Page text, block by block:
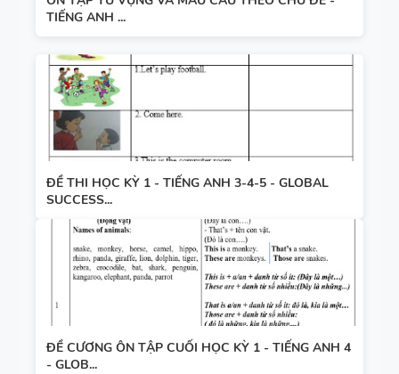
TIẾNG ANH ...
ĐỀ THI HỌC KỲ 1 - TIẾNG ANH 3-4-5 - GLOBAL
SUCCESS...
ĐỀ CƯƠNG ÔN TẬP CUỐI HỌC KỲ 1 - TIẾNG ANH 4
- GLOB...